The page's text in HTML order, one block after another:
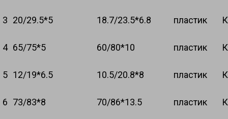
3 20/29.5*5 18.7/23.5*6.8 пластик
4 65/75*5 60/80*10 пластик
5 12/19*6.5 10.5/20.8*8 пластик
6 73/83*8 70/86*13.5 пластик